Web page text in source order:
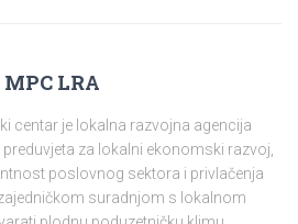
MPC LRA
centar je lokalna razvojna agencija
za lokalni ekonomski razvoj,
poslovnog sektora i privlačenja
suradnjom s lokalnom